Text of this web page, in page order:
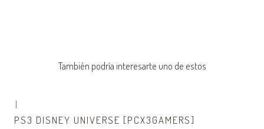
También podría interesarte uno de estos
|
PS3 DISNEY UNIVERSE [PCX3GAMERS]